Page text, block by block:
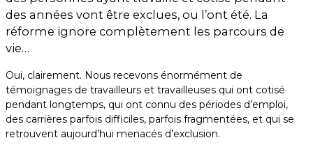
des années vont être exclues, ou l’ont été. La
réforme ignore complètement les parcours de
vie…
Oui, clairement. Nous recevons énormément de
témoignages de travailleurs et travailleuses qui ont cotisé
pendant longtemps, qui ont connu des périodes d’emploi,
des carrières parfois difficiles, parfois fragmentées, et qui se
retrouvent aujourd’hui menacés d’exclusion.